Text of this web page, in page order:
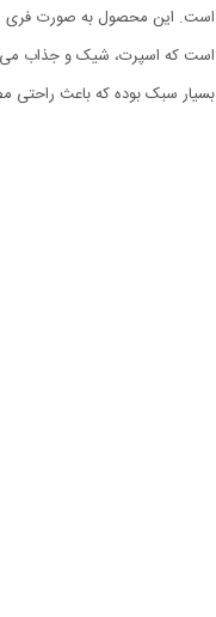
است که اسپرت، شیک و جذاب می
بسیار سبک بوده که باعث راحتی